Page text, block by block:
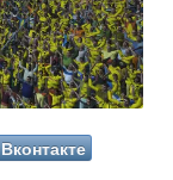
Вконтакте